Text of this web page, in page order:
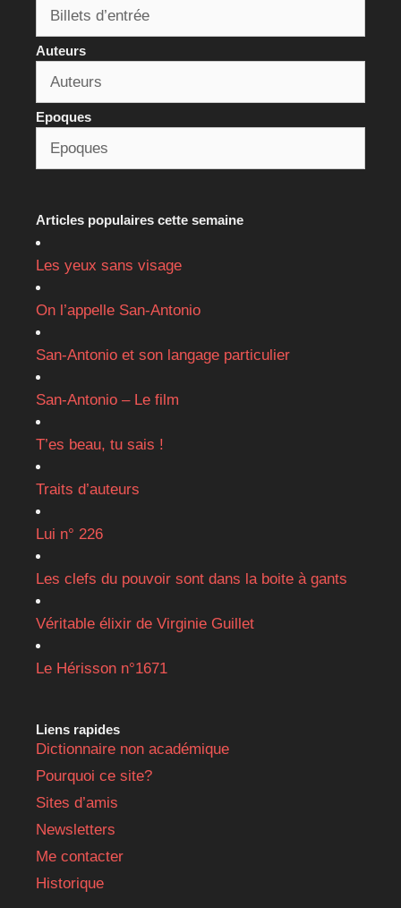
Auteurs
Epoques
Articles populaires cette semaine
Les yeux sans visage
On l’appelle San-Antonio
San-Antonio et son langage particulier
San-Antonio – Le film
T’es beau, tu sais !
Traits d’auteurs
Lui n° 226
Les clefs du pouvoir sont dans la boite à gants
Véritable élixir de Virginie Guillet
Le Hérisson n°1671
Liens rapides
Dictionnaire non académique
Pourquoi ce site?
Sites d’amis
Newsletters
Me contacter
Historique